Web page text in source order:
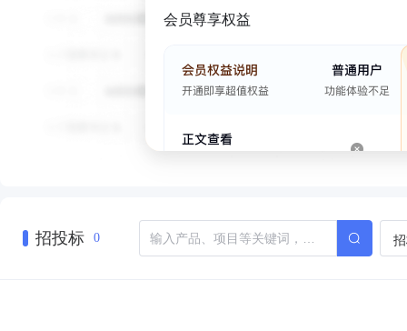
会员尊享权益
招投标 0